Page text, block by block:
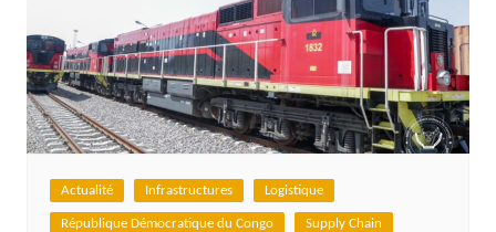
Actualité Infrastructures Logistique
République Démocratique du Congo Supply Chain